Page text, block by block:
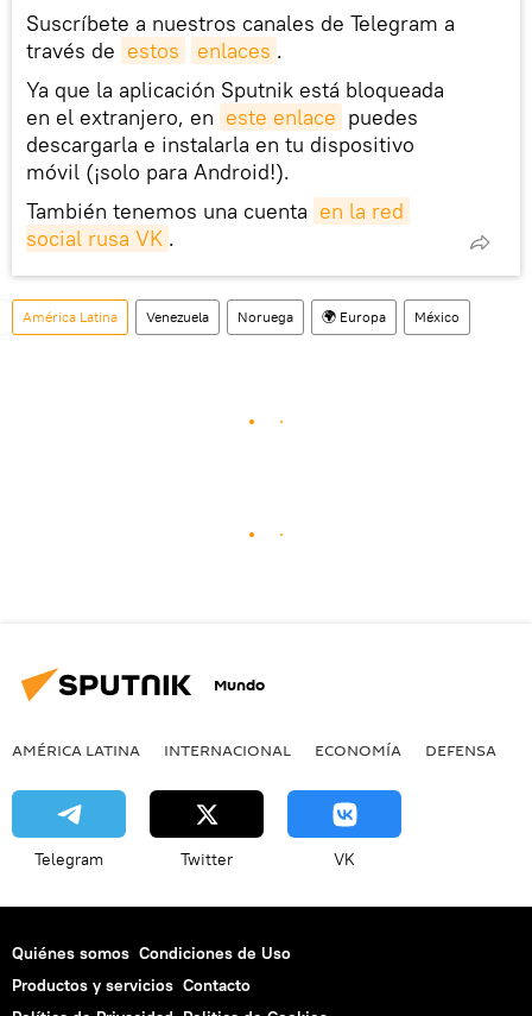
Suscríbete a nuestros canales de Telegram a
través de estos enlaces .
Ya que la aplicación Sputnik está bloqueada
en el extranjero, en este enlace puedes
descargarla e instalarla en tu dispositivo
móvil (¡solo para Android!).
También tenemos una cuenta en la red
social rusa VK .
América Latina Venezuela Noruega 🌍 Europa México
Mundo
AMÉRICA LATINA INTERNACIONAL ECONOMÍA DEFENSA
Telegram Twitter VK
Quiénes somos Condiciones de Uso
Productos y servicios Contacto